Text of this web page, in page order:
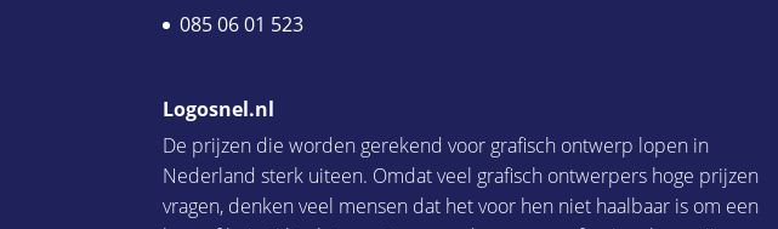
085 06 01 523
Logosnel.nl
De prijzen die worden gerekend voor grafisch ontwerp lopen in
Nederland sterk uiteen. Omdat veel grafisch ontwerpers hoge prijzen
vragen, denken veel mensen dat het voor hen niet haalbaar is om een